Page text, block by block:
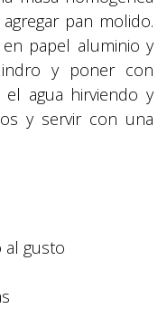
pan molido.
papel aluminio y
y poner con
agua hirviendo y
y servir con una
al gusto